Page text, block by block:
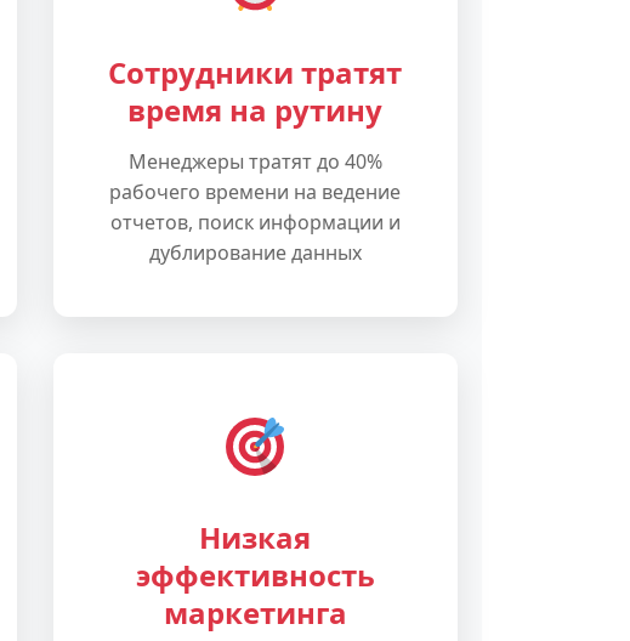
Сотрудники тратят
время на рутину
Менеджеры тратят до 40%
рабочего времени на ведение
отчетов, поиск информации и
дублирование данных
Низкая
эффективность
маркетинга